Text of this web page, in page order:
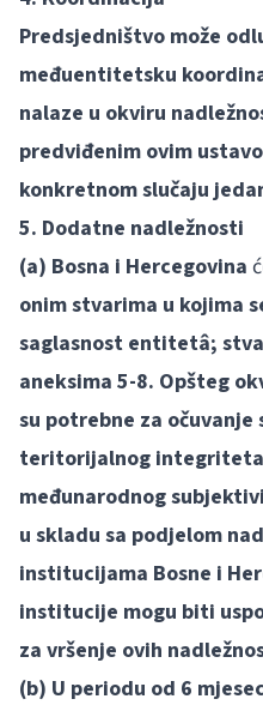
Predsjedništvo može
međuentitetsku
nalaze u okviru
predviđenim ovim
konkretnom slučaju
5. Dodatne nadležnosti
(a) Bosna i Hercegovina
onim stvarima u kojima
saglasnost entitetâ;
aneksima 5-8. Opšteg
su potrebne za
teritorijalnog
međunarodnog
u skladu sa podjelom
institucijama Bosne i
institucije mogu biti
za vršenje ovih
(b) U periodu od 6